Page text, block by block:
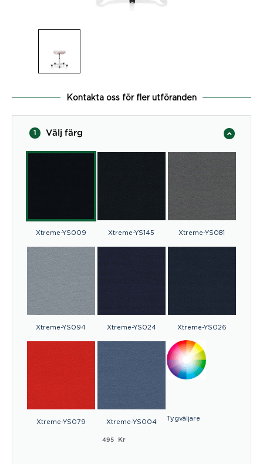
Kontakta oss för fler utföranden
1 Välj färg
Xtreme-YS009 Xtreme-YS145 Xtreme-YS081
Xtreme-YS094 Xtreme-YS024 Xtreme-YS026
Xtreme-YS079 Xtreme-YS004
495 Kr
Tygväljare